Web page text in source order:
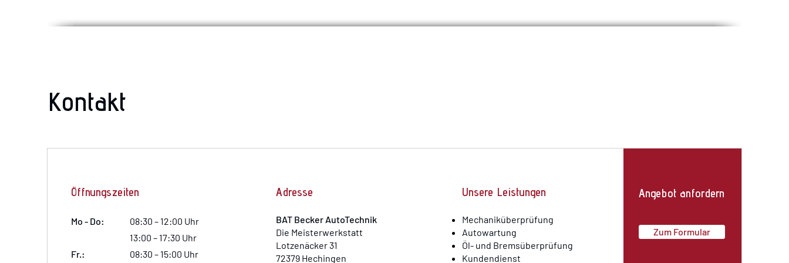
Kontakt
Öffnungszeiten
Mo - Do:
Fr.:
08:30 – 12:00 Uhr
13:00 – 17:30 Uhr
08:30 – 15:00 Uhr
Adresse
BAT Becker AutoTechnik
Die Meisterwerkstatt
Lotzenäcker 31
72379 Hechingen
Unsere Leistungen
Mechaniküberprüfung
Autowartung
Öl- und Bremsüberprüfung
Kundendienst
Angebot anfordern
Zum Formular